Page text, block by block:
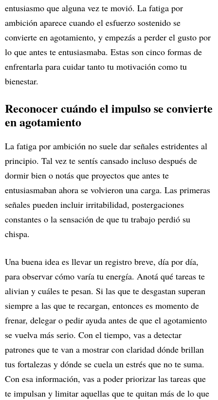
entusiasmo que alguna vez te movió. La fatiga por
ambición aparece cuando el esfuerzo sostenido se
convierte en agotamiento, y empezás a perder el gusto por
lo que antes te entusiasmaba. Estas son cinco formas de
enfrentarla para cuidar tanto tu motivación como tu
bienestar.
Reconocer cuándo el impulso se convierte
en agotamiento
La fatiga por ambición no suele dar señales estridentes al
principio. Tal vez te sentís cansado incluso después de
dormir bien o notás que proyectos que antes te
entusiasmaban ahora se volvieron una carga. Las primeras
señales pueden incluir irritabilidad, postergaciones
constantes o la sensación de que tu trabajo perdió su
chispa.
Una buena idea es llevar un registro breve, día por día,
para observar cómo varía tu energía. Anotá qué tareas te
alivian y cuáles te pesan. Si las que te desgastan superan
siempre a las que te recargan, entonces es momento de
frenar, delegar o pedir ayuda antes de que el agotamiento
se vuelva más serio. Con el tiempo, vas a detectar
patrones que te van a mostrar con claridad dónde brillan
tus fortalezas y dónde se cuela un estrés que no te suma.
Con esa información, vas a poder priorizar las tareas que
te impulsan y limitar aquellas que te quitan más de lo que